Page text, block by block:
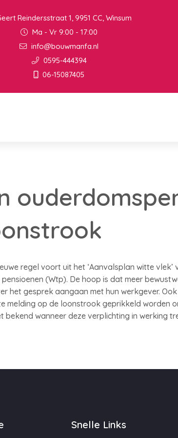
Reindersstraat 1, 9951 CC, Winsum
Ma - Vr 9:00 - 17:00
info@bouwmanfa.nl
0595-444394
06-15087405
regel voort uit het ‘Aanvalsplan witte vlek’
(Wtp). De hoop is dat meer
het gesprek aangaan met hun werkgever.
melding op de loonstrook geprikkeld worden
bekend wanneer deze verplichting in werking
Snelle Links